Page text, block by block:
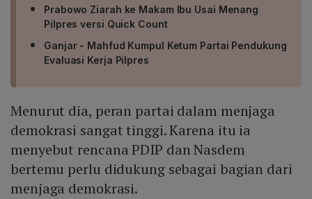
Prabowo Ziarah ke Makam Ibu Usai Menang
Pilpres versi Quick Count
Ganjar - Mahfud Kumpul Ketum Partai Pendukung
Evaluasi Kerja Pilpres
Menurut dia, peran partai dalam menjaga
demokrasi sangat tinggi. Karena itu ia
menyebut rencana PDIP dan Nasdem
bertemu perlu didukung sebagai bagian dari
menjaga demokrasi.